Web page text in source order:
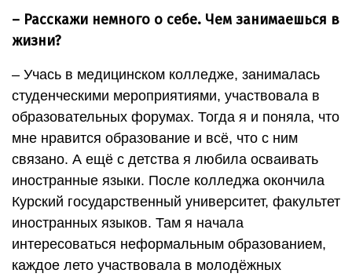
– Расскажи немного о себе. Чем занимаешься в
жизни?
– Учась в медицинском колледже, занималась
студенческими мероприятиями, участвовала в
образовательных форумах. Тогда я и поняла, что
мне нравится образование и всё, что с ним
связано. А ещё с детства я любила осваивать
иностранные языки. После колледжа окончила
Курский государственный университет, факультет
иностранных языков. Там я начала
интересоваться неформальным образованием,
каждое лето участвовала в молодёжных